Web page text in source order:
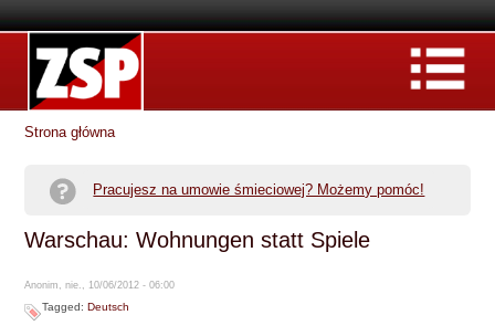
Strona główna
Pracujesz na umowie śmieciowej? Możemy pomóc!
Warschau: Wohnungen statt Spiele
Anonim, nie., 10/06/2012 - 06:00
Tagged:Deutsch